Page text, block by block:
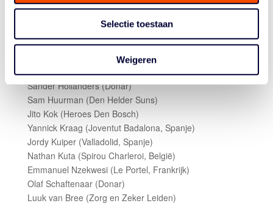
Selectie toestaan
Weigeren
Yannick Franke (PAOK Thessaloniki, Griekenland)
Lagio Grantsaan (Heroes Den Bosch)
Matt Haarms (Fraport Skyliners, Duitsland)
Keime Helfrich (Heroes Den Bosch)
Sander Hollanders (Donar)
Sam Huurman (Den Helder Suns)
Jito Kok (Heroes Den Bosch)
Yannick Kraag (Joventut Badalona, Spanje)
Jordy Kuiper (Valladolid, Spanje)
Nathan Kuta (Spirou Charleroi, België)
Emmanuel Nzekwesi (Le Portel, Frankrijk)
Olaf Schaftenaar (Donar)
Luuk van Bree (Zorg en Zeker Leiden)